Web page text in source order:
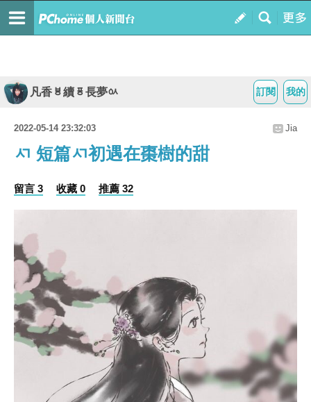
我的
訂閱
凡香ㅸ續ㆄ長夢ㆂ
2022-05-14 23:32:03 Jia
ㅺ 短篇ㅺ初遇在棗樹的甜
留言 3 收藏 0 推薦 32